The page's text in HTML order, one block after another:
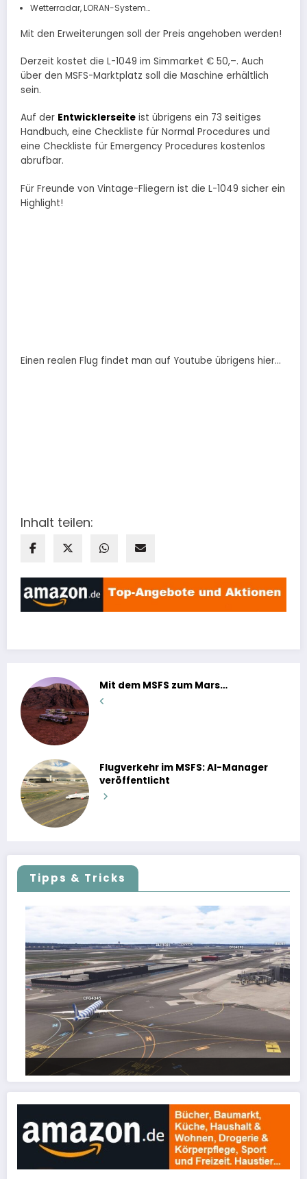
Wetterradar, LORAN-System…
Mit den Erweiterungen soll der Preis angehoben werden!
Derzeit kostet die L-1049 im Simmarket € 50,–. Auch
über den MSFS-Marktplatz soll die Maschine erhältlich
sein.
Auf der Entwicklerseite ist übrigens ein 73 seitiges
Handbuch, eine Checkliste für Normal Procedures und
eine Checkliste für Emergency Procedures kostenlos
abrufbar.
Für Freunde von Vintage-Fliegern ist die L-1049 sicher ein
Highlight!
Einen realen Flug findet man auf Youtube übrigens hier…
Inhalt teilen:
Mit dem MSFS zum Mars…
Flugverkehr im MSFS: AI-Manager
veröffentlicht
Tipps & Tricks
FSLTL Traffic: Tipps und Tricks, damit es klappt!